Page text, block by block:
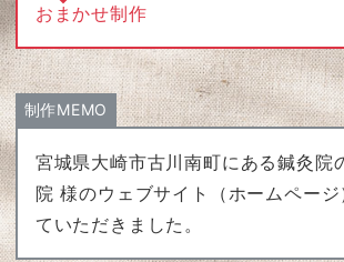
おまかせ制作
制作MEMO
宮城県大崎市古川南町にある鍼灸院
院 様のウェブサイト（ホームペー
ていただきました。